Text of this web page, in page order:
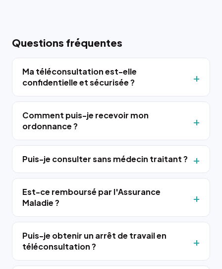
Questions fréquentes
Ma téléconsultation est-elle
confidentielle et sécurisée ?
Comment puis-je recevoir mon
ordonnance ?
Puis-je consulter sans médecin traitant ?
Est-ce remboursé par l'Assurance
Maladie ?
Puis-je obtenir un arrêt de travail en
téléconsultation ?